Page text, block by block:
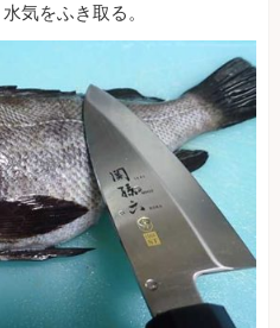
気をふき取る。